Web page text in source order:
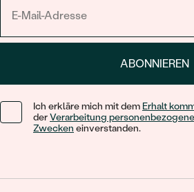
ABONNIEREN
Ich erkläre mich mit dem Erhalt
derVerarbeitung
Zwecken einverstanden.